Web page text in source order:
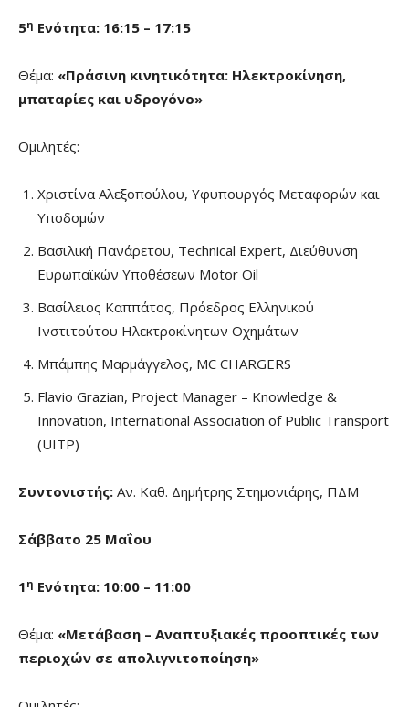
5η Ενότητα: 16:15 – 17:15
Θέμα: «Πράσινη κινητικότητα: Ηλεκτροκίνηση,
μπαταρίες και υδρογόνο»
Ομιλητές:
Χριστίνα Αλεξοπούλου, Υφυπουργός Μεταφορών και
Υποδομών
Βασιλική Πανάρετου, Technical Expert, Διεύθυνση
Ευρωπαϊκών Υποθέσεων Motor Oil
Βασίλειος Καππάτος, Πρόεδρος Ελληνικού
Ινστιτούτου Ηλεκτροκίνητων Οχημάτων
Μπάμπης Μαρμάγγελος, MC CHARGERS
Flavio Grazian, Project Manager – Knowledge &
Innovation, International Association of Public Transport
(UITP)
Συντονιστής: Αν. Καθ. Δημήτρης Στημονιάρης, ΠΔΜ
Σάββατο 25 Μαΐου
1 η Ενότητα: 10:00 – 11:00
Θέμα: «Μετάβαση – Αναπτυξιακές προοπτικές των
περιοχών σε απολιγνιτοποίηση»